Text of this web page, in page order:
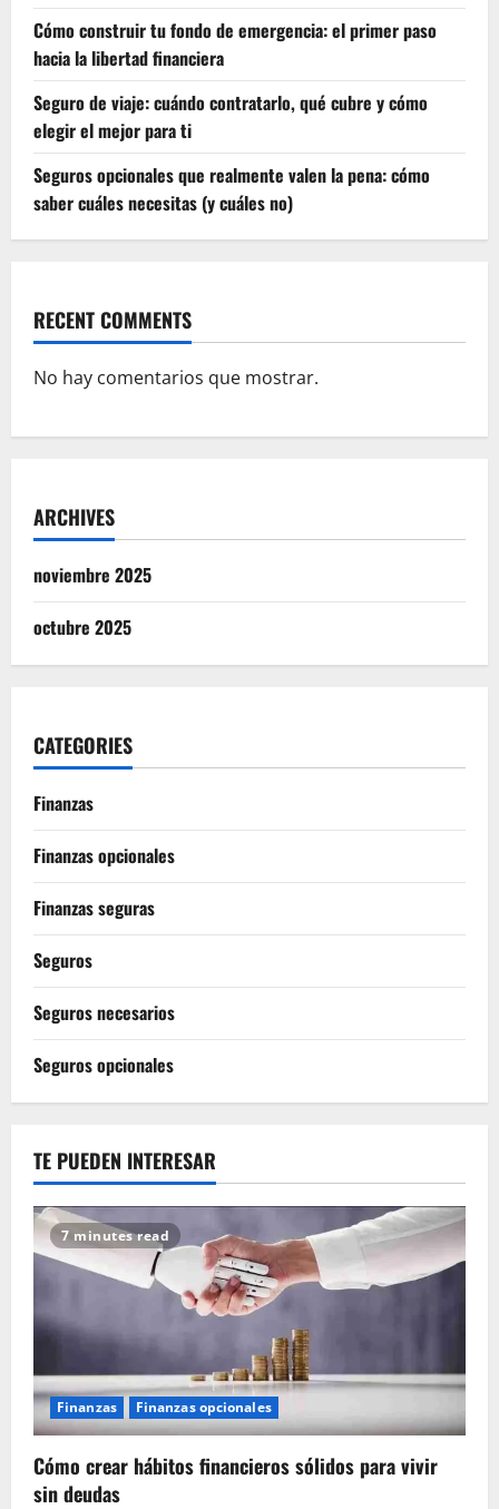
Cómo construir tu fondo de emergencia: el primer paso
hacia la libertad financiera
Seguro de viaje: cuándo contratarlo, qué cubre y cómo
elegir el mejor para ti
Seguros opcionales que realmente valen la pena: cómo
saber cuáles necesitas (y cuáles no)
RECENT COMMENTS
No hay comentarios que mostrar.
ARCHIVES
noviembre 2025
octubre 2025
CATEGORIES
Finanzas
Finanzas opcionales
Finanzas seguras
Seguros
Seguros necesarios
Seguros opcionales
TE PUEDEN INTERESAR
7 minutes read
Finanzas Finanzas opcionales
Cómo crear hábitos financieros sólidos para vivir
sin deudas